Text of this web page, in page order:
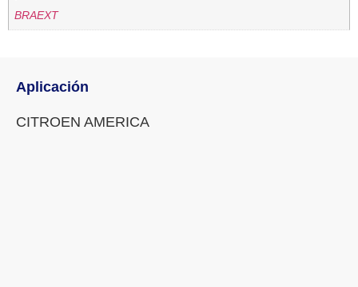
BRAEXT
Aplicación
CITROEN AMERICA